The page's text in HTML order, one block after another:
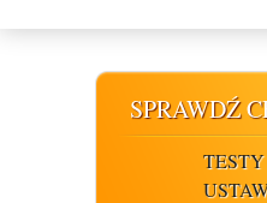
SPRAWDŹ
TESTY